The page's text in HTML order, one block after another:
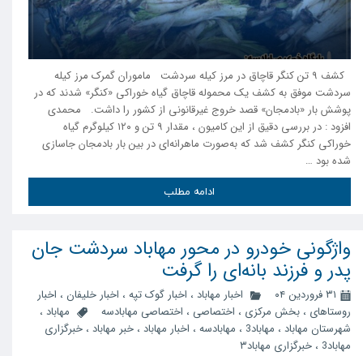
کشف ۹ تن کنگر قاچاق در مرز کیله سردشت ماموران گمرک مرز کیله
سردشت موفق به کشف یک محموله قاچاق گیاه خوراکی «کنگر» شدند که در
پوشش بار «بادمجان» قصد خروج غیرقانونی از کشور را داشت. محمدی
افزود : در بررسی دقیق از این کامیون ، مقدار ۹ تن و ۱۲۰ کیلوگرم گیاه
خوراکی کنگر کشف شد که به‌صورت ماهرانه‌ای در بین بار بادمجان جاسازی
شده بود …
ادامه مطلب
واژگونی خودرو در محور مهاباد سردشت جان
پدر و فرزند بانه‌‌ای را گرفت
۳۱ فروردین ۰۴ اخبار مهاباد ، اخبار گوک تپه ، اخبار خلیفان ، اخبار
روستاهای ، بخش مرکزی ، اختصاصی ، اختصاصی مهابادسه مهاباد ،
شهرستان مهاباد ، مهاباد3 ، مهابادسه ، اخبار مهاباد ، خبر مهاباد ، خبرگزاری
مهاباد3 ، خبرگزاری مهاباد۳